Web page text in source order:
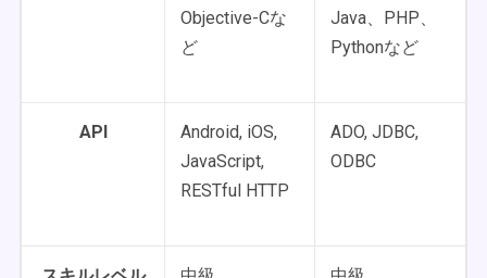
Objective-Cな
ど
Java、PHP、
Pythonなど
API
Android, iOS,
JavaScript,
RESTful HTTP
ADO, JDBC,
ODBC